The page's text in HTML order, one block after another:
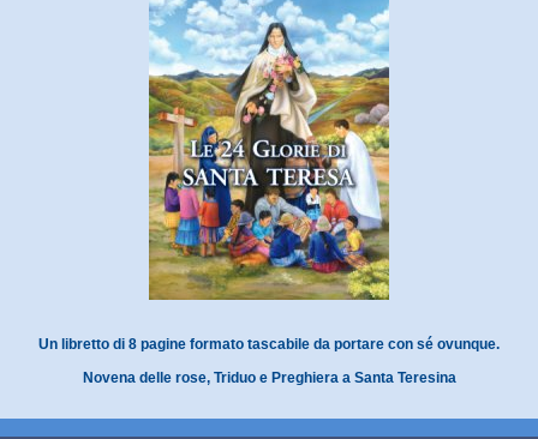
Un libretto di 8 pagine formato tascabile da portare con sé ovunque.
Novena delle rose, Triduo e Preghiera a Santa Teresina